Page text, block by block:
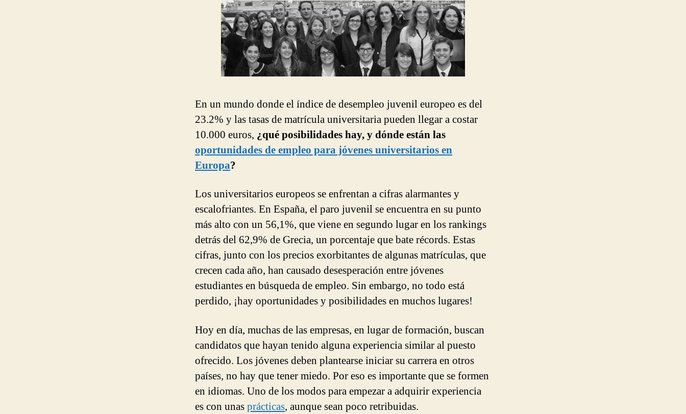
En un mundo donde el índice de desempleo juvenil europeo es del
23.2% y las tasas de matrícula universitaria pueden llegar a costar
10.000 euros, ¿qué posibilidades hay, y dónde están las
oportunidades de empleo para jóvenes universitarios en
Europa?
Los universitarios europeos se enfrentan a cifras alarmantes y
escalofriantes. En España, el paro juvenil se encuentra en su punto
más alto con un 56,1%, que viene en segundo lugar en los rankings
detrás del 62,9% de Grecia, un porcentaje que bate récords. Estas
cifras, junto con los precios exorbitantes de algunas matrículas, que
crecen cada año, han causado desesperación entre jóvenes
estudiantes en búsqueda de empleo. Sin embargo, no todo está
perdido, ¡hay oportunidades y posibilidades en muchos lugares!
Hoy en día, muchas de las empresas, en lugar de formación, buscan
candidatos que hayan tenido alguna experiencia similar al puesto
ofrecido. Los jóvenes deben plantearse iniciar su carrera en otros
países, no hay que tener miedo. Por eso es importante que se formen
en idiomas. Uno de los modos para empezar a adquirir experiencia
es con unasprácticas, aunque sean poco retribuidas.